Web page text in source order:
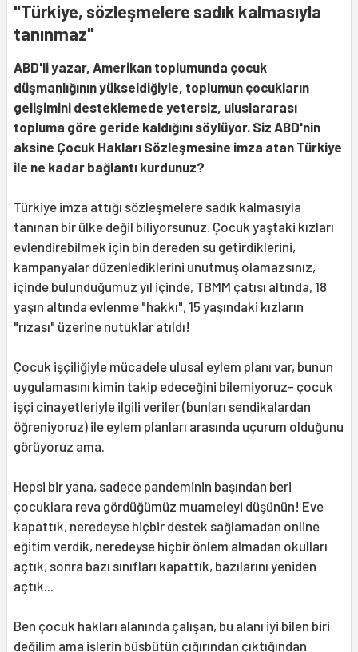
"Türkiye, sözleşmelere sadık kalmasıyla
tanınmaz"
ABD'li yazar, Amerikan toplumunda çocuk
düşmanlığının yükseldiğiyle, toplumun çocukların
gelişimini desteklemede yetersiz, uluslararası
topluma göre geride kaldığını söylüyor. Siz ABD'nin
aksine Çocuk Hakları Sözleşmesine imza atan Türkiye
ile ne kadar bağlantı kurdunuz?
Türkiye imza attığı sözleşmelere sadık kalmasıyla
tanınan bir ülke değil biliyorsunuz. Çocuk yaştaki kızları
evlendirebilmek için bin dereden su getirdiklerini,
kampanyalar düzenlediklerini unutmuş olamazsınız,
içinde bulunduğumuz yıl içinde, TBMM çatısı altında, 18
yaşın altında evlenme "hakkı", 15 yaşındaki kızların
"rızası" üzerine nutuklar atıldı!
Çocuk işçiliğiyle mücadele ulusal eylem planı var, bunun
uygulamasını kimin takip edeceğini bilemiyoruz- çocuk
işçi cinayetleriyle ilgili veriler (bunları sendikalardan
öğreniyoruz) ile eylem planları arasında uçurum olduğunu
görüyoruz ama.
Hepsi bir yana, sadece pandeminin başından beri
çocuklara reva gördüğümüz muameleyi düşünün! Eve
kapattık, neredeyse hiçbir destek sağlamadan online
eğitim verdik, neredeyse hiçbir önlem almadan okulları
açtık, sonra bazı sınıfları kapattık, bazılarını yeniden
açtık...
Ben çocuk hakları alanında çalışan, bu alanı iyi bilen biri
değilim ama işlerin büsbütün çığırından çıktığından